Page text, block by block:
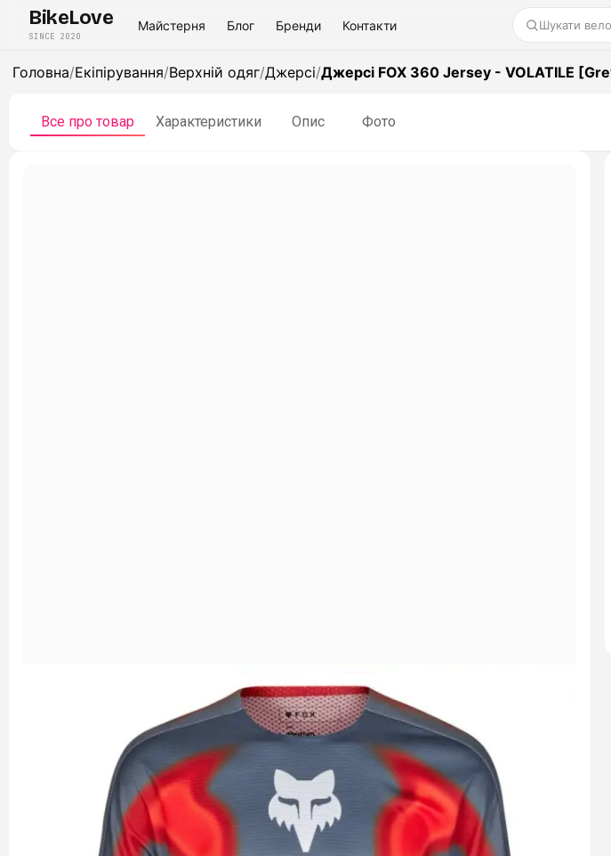
BikeLove
SINCE 2020
Майстерня Блог Бренди Контакти Шукати
Головна/Екіпірування/Верхній одяг/Джерсі/Джерсі FOX 360 Jersey - VOLATILE
Все про товар Характеристики Опис Фото